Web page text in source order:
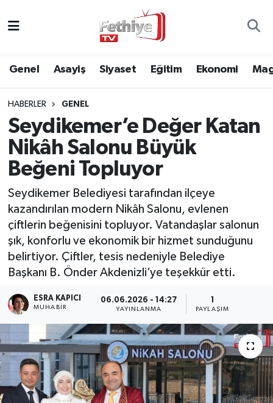
Genel Asayiş Siyaset Eğitim Ekonomi
HABERLER GENEL
Seydikemer’e Değer Katan
Nikâh Salonu Büyük
Beğeni Topluyor
Seydikemer Belediyesi tarafından ilçeye
kazandırılan modern Nikâh Salonu, evlenen
çiftlerin beğenisini topluyor. Vatandaşlar salonun
şık, konforlu ve ekonomik bir hizmet sunduğunu
belirtiyor. Çiftler, tesis nedeniyle Belediye
Başkanı B. Önder Akdenizli’ye teşekkür etti.
ESRA KAPICI
MUHABİR
06.06.2026 - 14:27
YAYINLANMA
1
PAYLAŞIM
Asayiş
Eğitim
Ekonomi
Magazin
Spor
Turizm
Muğla Hava Durumu
Muğla Namaz Vakitleri
Muğla Trafik Yoğunluk Haritası
Süper Lig Puan Durumu ve Fikstür
Tüm Manşetler
Son Dakika Haberleri
Haber Arşivi